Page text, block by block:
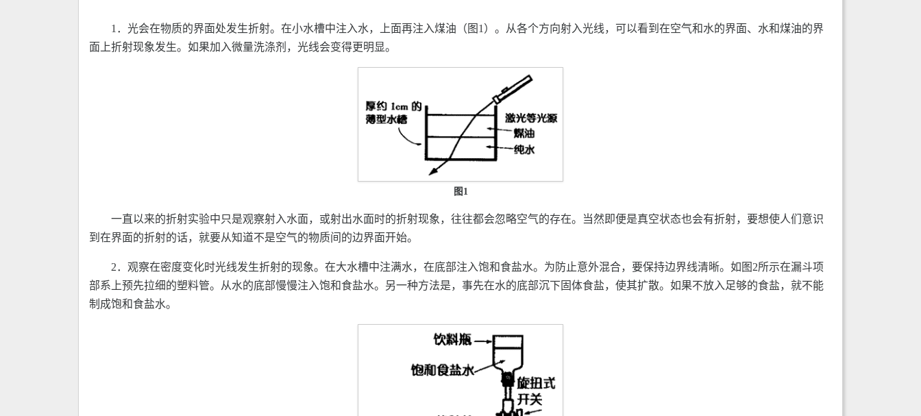
1．光会在物质的界面处发生折射。在小水槽中注入水，上面再注入煤油（图1）。从各个方向射入光线，可以看到在空气和水的界面、水和煤油的界
面上折射现象发生。如果加入微量洗涤剂，光线会变得更明显。
图1
一直以来的折射实验中只是观察射入水面，或射出水面时的折射现象，往往都会忽略空气的存在。当然即便是真空状态也会有折射，要想使人们意识
到在界面的折射的话，就要从知道不是空气的物质间的边界面开始。
2．观察在密度变化时光线发生折射的现象。在大水槽中注满水，在底部注入饱和食盐水。为防止意外混合，要保持边界线清晰。如图2所示在漏斗项
部系上预先拉细的塑料管。从水的底部慢慢注入饱和食盐水。另一种方法是，事先在水的底部沉下固体食盐，使其扩散。如果不放入足够的食盐，就不能
制成饱和食盐水。